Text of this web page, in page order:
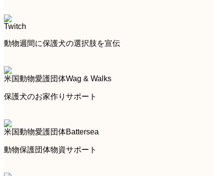
Twitch
動物週間に保護犬の選択肢を宣伝
米国動物愛護団体Wag & Walks
保護犬のお家作りサポート
米国動物愛護団体Battersea
動物保護団体物資サポート